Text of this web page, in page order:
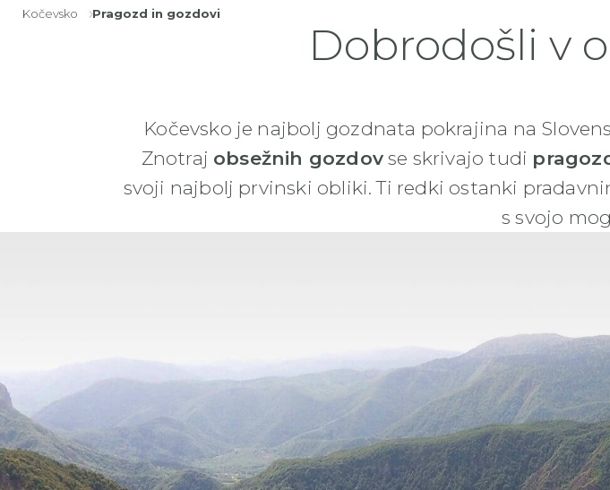
Drobtinice
Kočevsko Pragozd in gozdovi
Dobrodošli v
Kočevsko je najbolj gozdnata pokrajina na
Znotraj obsežnih gozdovse skrivajo tudi
svoji najbolj prvinski obliki. Ti redki ostanki
s svojo